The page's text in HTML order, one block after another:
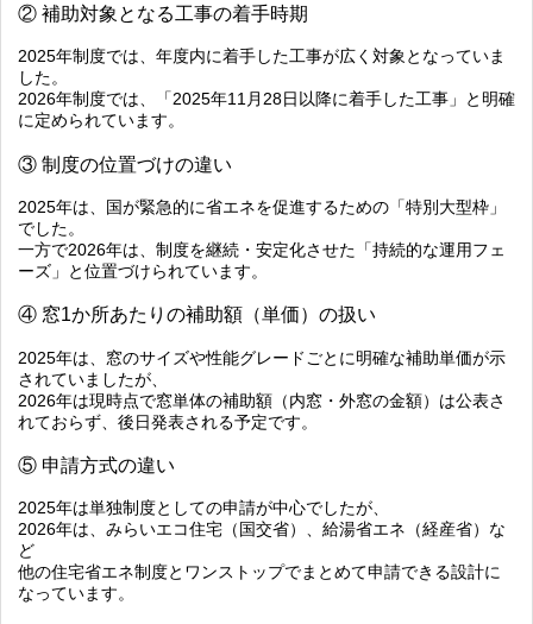
② 補助対象となる工事の着手時期
2025年制度では、年度内に着手した工事が広く対象となっていま
した。
2026年制度では、
「2025年11月28日以降に着手した工事」
と明確
に定められています。
③ 制度の位置づけの違い
2025年は、国が緊急的に省エネを促進するための「特別大型枠」
でした。
一方で2026年は、制度を継続・安定化させた「持続的な運用フェ
ーズ」と位置づけられています。
④ 窓1か所あたりの補助額（単価）の扱い
2025年は、窓のサイズや性能グレードごとに明確な補助単価が示
されていましたが、
2026年は現時点で窓単体の補助額（内窓・外窓の金額）は公表さ
れておらず、後日発表される予定です。
⑤ 申請方式の違い
2025年は単独制度としての申請が中心でしたが、
2026年は、みらいエコ住宅（国交省）、給湯省エネ（経産省）な
ど
他の住宅省エネ制度とワンストップでまとめて申請できる設計に
なっています。